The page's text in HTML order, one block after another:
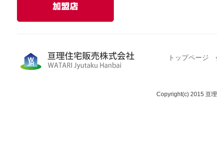
トップページ
Copyright(c) 2015 亘